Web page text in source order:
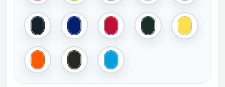
Graphite French NavyFire Red Dark Green Bright
Bright OrangeBlack Aqua Blue